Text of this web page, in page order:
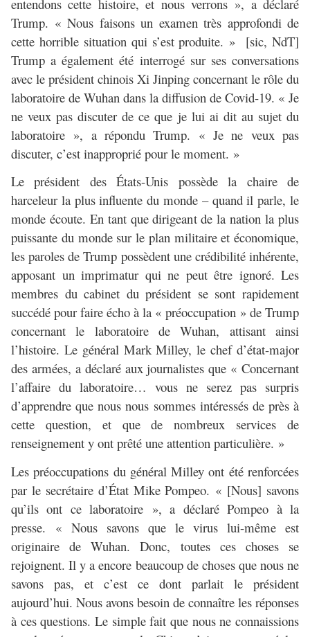
entendons cette histoire, et nous verrons », a déclaré
Trump. « Nous faisons un examen très approfondi de
cette horrible situation qui s’est produite. » [sic, NdT]
Trump a également été interrogé sur ses conversations
avec le président chinois Xi Jinping concernant le rôle du
laboratoire de Wuhan dans la diffusion de Covid-19. « Je
ne veux pas discuter de ce que je lui ai dit au sujet du
laboratoire », a répondu Trump. « Je ne veux pas
discuter, c’est inapproprié pour le moment. »
Le président des États-Unis possède la chaire de
harceleur la plus influente du monde – quand il parle, le
monde écoute. En tant que dirigeant de la nation la plus
puissante du monde sur le plan militaire et économique,
les paroles de Trump possèdent une crédibilité inhérente,
apposant un imprimatur qui ne peut être ignoré. Les
membres du cabinet du président se sont rapidement
succédé pour faire écho à la « préoccupation » de Trump
concernant le laboratoire de Wuhan, attisant ainsi
l’histoire. Le général Mark Milley, le chef d’état-major
des armées, a déclaré aux journalistes que « Concernant
l’affaire du laboratoire… vous ne serez pas surpris
d’apprendre que nous nous sommes intéressés de près à
cette question, et que de nombreux services de
renseignement y ont prêté une attention particulière. »
Les préoccupations du général Milley ont été renforcées
par le secrétaire d’État Mike Pompeo. « [Nous] savons
qu’ils ont ce laboratoire », a déclaré Pompeo à la
presse. « Nous savons que le virus lui-même est
originaire de Wuhan. Donc, toutes ces choses se
rejoignent. Il y a encore beaucoup de choses que nous ne
savons pas, et c’est ce dont parlait le président
aujourd’hui. Nous avons besoin de connaître les réponses
à ces questions. Le simple fait que nous ne connaissions